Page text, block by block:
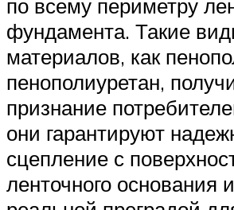
по всему периметру
фундамента. Такие
материалов, как
пенополиуретан,
признание
они гарантируют
сцепление с
ленточного основания